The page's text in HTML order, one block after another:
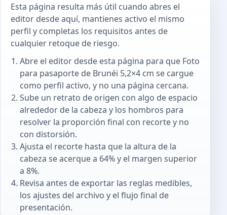
Esta página resulta más útil cuando abres el
editor desde aquí, mantienes activo el mismo
perfil y completas los requisitos antes de
cualquier retoque de riesgo.
Abre el editor desde esta página para que Foto
para pasaporte de Brunéi 5,2×4 cm se cargue
como perfil activo, y no una página cercana.
Sube un retrato de origen con algo de espacio
alrededor de la cabeza y los hombros para
resolver la proporción final con recorte y no
con distorsión.
Ajusta el recorte hasta que la altura de la
cabeza se acerque a 64% y el margen superior
a 8%.
Revisa antes de exportar las reglas medibles,
los ajustes del archivo y el flujo final de
presentación.